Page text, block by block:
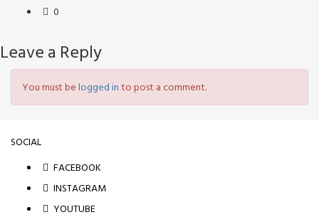
0
Leave a Reply
You must belogged into post a comment.
SOCIAL
FACEBOOK
INSTAGRAM
YOUTUBE